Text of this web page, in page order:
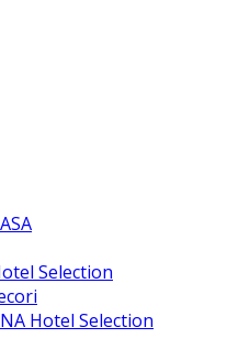
Selection
Hotel Selection